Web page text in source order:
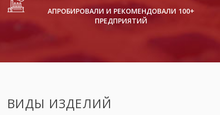
АПРОБИРОВАЛИ И РЕКОМЕНДОВАЛИ 100+
ПРЕДПРИЯТИЙ
ВИДЫ ИЗДЕЛИЙ